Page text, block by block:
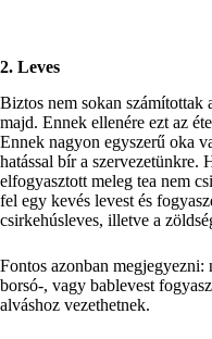
2. Leves
Biztos nem sokan számítottak
majd. Ennek ellenére ezt az
Ennek nagyon egyszerű oka
hatással bír a szervezetünkre.
elfogyasztott meleg tea nem
fel egy kevés levest és
csirkehúsleves, illetve a
Fontos azonban megjegyezni:
borsó-, vagy bablevest
alváshoz vezethetnek.